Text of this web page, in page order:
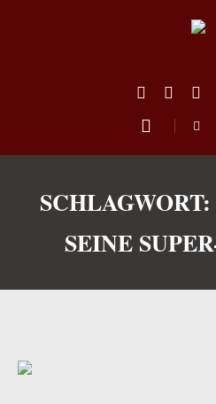
SCHLAGWORT:
SEINE